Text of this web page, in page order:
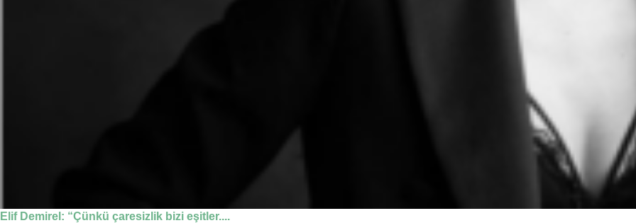
Elif Demirel: “Çünkü çaresizlik bizi eşitler....